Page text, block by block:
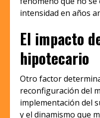
intensidad en años
El impacto
hipotecario
Otro factor
reconfiguración del
implementación del
y el dinamismo que